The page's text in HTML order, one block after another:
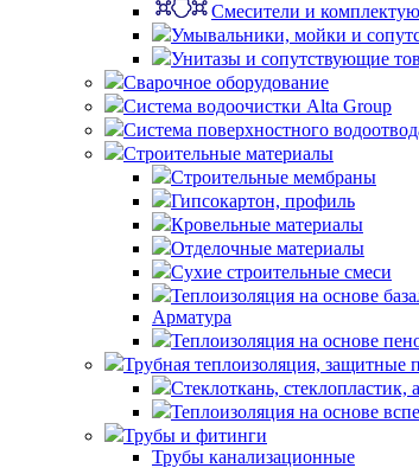
Смесители и
Умывальники, мойки и
Унитазы и сопутствующие
Сварочное оборудование
Система водоочистки Alta Group
Система поверхностного
Строительные материалы
Строительные мембраны
Гипсокартон, профиль
Кровельные материалы
Отделочные материалы
Сухие строительные смеси
Теплоизоляция на основе
Арматура
Теплоизоляция на основе
Трубная теплоизоляция, защитные
Стеклоткань, стеклопластик,
Теплоизоляция на основе
Трубы и фитинги
Трубы канализационные